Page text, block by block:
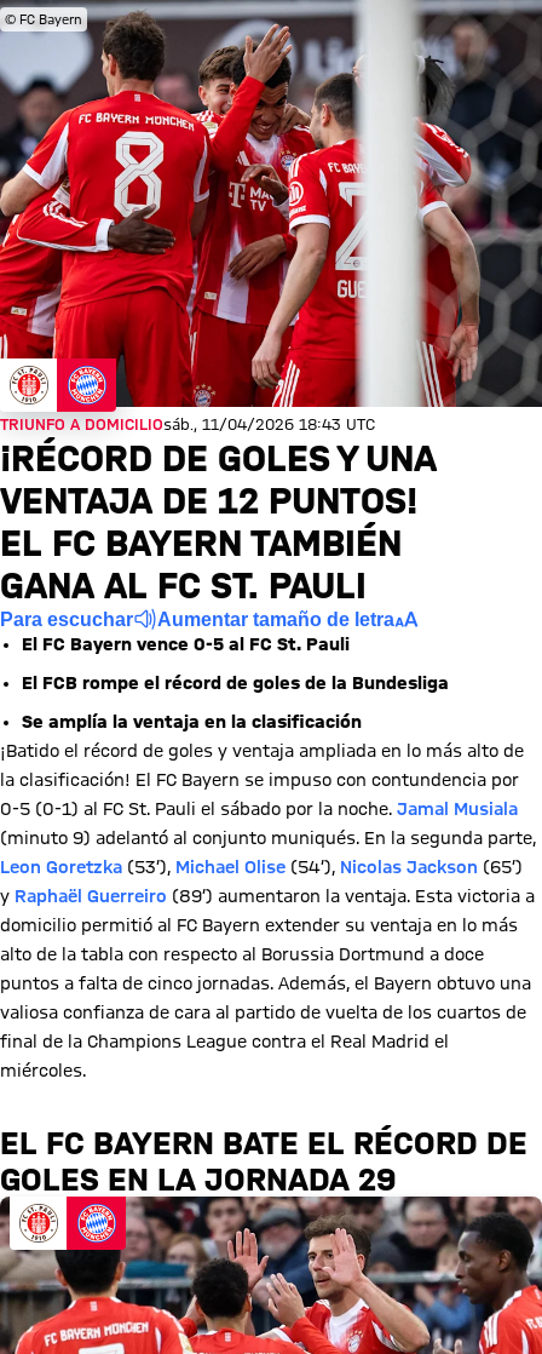
© FC Bayern
TRIUNFO A DOMICILIOsáb., 11/04/2026 18:43 UTC
¡RÉCORD DE GOLES Y UNA
VENTAJA DE 12 PUNTOS!
EL FC BAYERN TAMBIÉN
GANA AL FC ST. PAULI
Para escuchar Aumentar tamaño de letra
El FC Bayern vence 0-5 al FC St. Pauli
El FCB rompe el récord de goles de la Bundesliga
Se amplía la ventaja en la clasificación
¡Batido el récord de goles y ventaja ampliada en lo más alto de
la clasificación! El FC Bayern se impuso con contundencia por
0-5 (0-1) al FC St. Pauli el sábado por la noche. Jamal Musiala
(minuto 9) adelantó al conjunto muniqués. En la segunda parte,
Leon Goretzka (53’), Michael Olise (54’), Nicolas Jackson (65’)
y Raphaël Guerreiro (89’) aumentaron la ventaja. Esta victoria a
domicilio permitió al FC Bayern extender su ventaja en lo más
alto de la tabla con respecto al Borussia Dortmund a doce
puntos a falta de cinco jornadas. Además, el Bayern obtuvo una
valiosa confianza de cara al partido de vuelta de los cuartos de
final de la Champions League contra el Real Madrid el
miércoles.
EL FC BAYERN BATE EL RÉCORD DE
GOLES EN LA JORNADA 29